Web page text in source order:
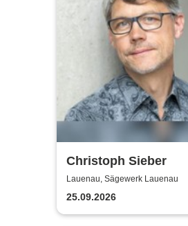
Christoph Sieber
Lauenau, Sägewerk Lauenau
25.09.2026